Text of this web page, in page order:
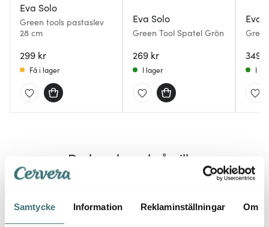
Samtycke Information Reklaminställningar Om
Eva Solo
Green tools pastaslev
28 cm
299 kr
Få i lager
Eva Solo
Green Tool Spatel Grön
269 kr
I lager
Eva
349
I
Du kanske också gillar